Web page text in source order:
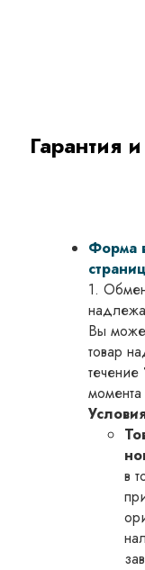
Гарантия
Форма
1.
Вы
товар
течение
момента
в